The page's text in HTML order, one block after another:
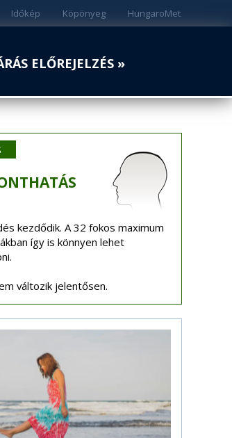
HungaroMet
Köpönyeg
Időkép
ELŐREJELZÉS »
kezdődik. A 32 fokos maximum
így is könnyen lehet
változik jelentősen.